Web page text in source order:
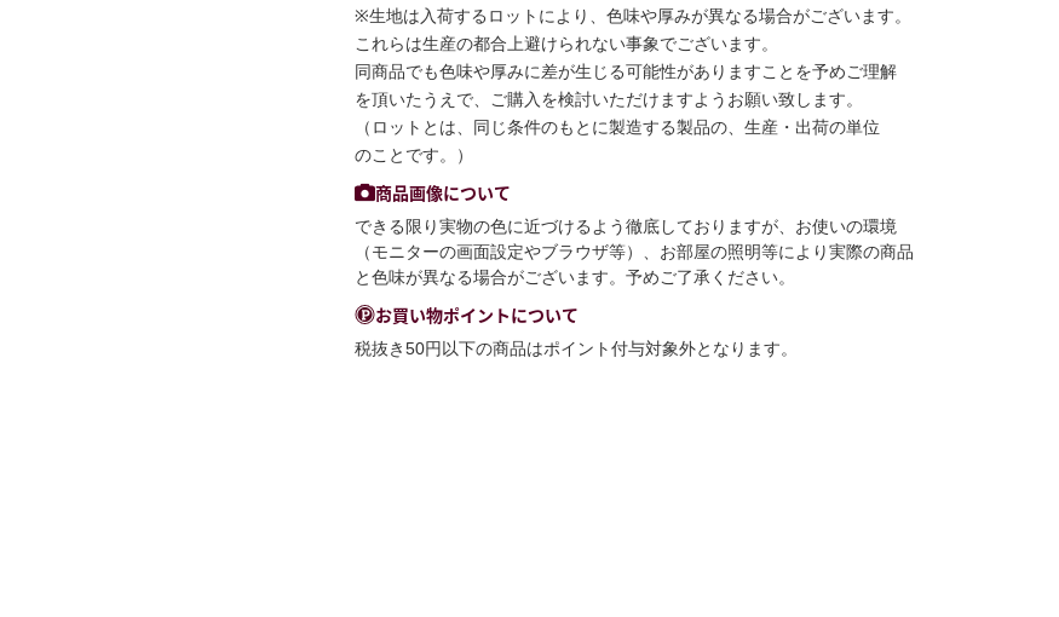
※生地は入荷するロットにより、色味や厚みが異なる場合がございます。
これらは生産の都合上避けられない事象でございます。
同商品でも色味や厚みに差が生じる可能性がありますことを予めご理解
を頂いたうえで、ご購入を検討いただけますようお願い致します。
（ロットとは、同じ条件のもとに製造する製品の、生産・出荷の単位
のことです。）
商品画像について
できる限り実物の色に近づけるよう徹底しておりますが、お使いの環境
（モニターの画面設定やブラウザ等）、お部屋の照明等により実際の商品
と色味が異なる場合がございます。予めご了承ください。
お買い物ポイントについて
税抜き50円以下の商品はポイント付与対象外となります。